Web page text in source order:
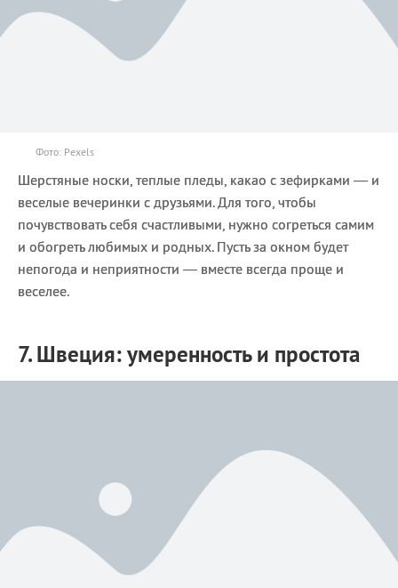
Фото: Pexels
Шерстяные носки, теплые пледы, какао с зефирками — и
веселые вечеринки с друзьями. Для того, чтобы
почувствовать себя счастливыми, нужно согреться самим
и обогреть любимых и родных. Пусть за окном будет
непогода и неприятности — вместе всегда проще и
веселее.
7. Швеция: умеренность и простота